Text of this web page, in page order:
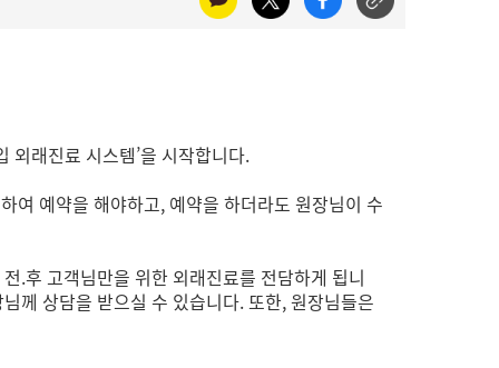
래진료 시스템’을 시작합니다.
여 예약을 해야하고, 예약을 하더라도 원장님이 수
.후 고객님만을 위한 외래진료를 전담하게 됩니
께 상담을 받으실 수 있습니다. 또한, 원장님들은